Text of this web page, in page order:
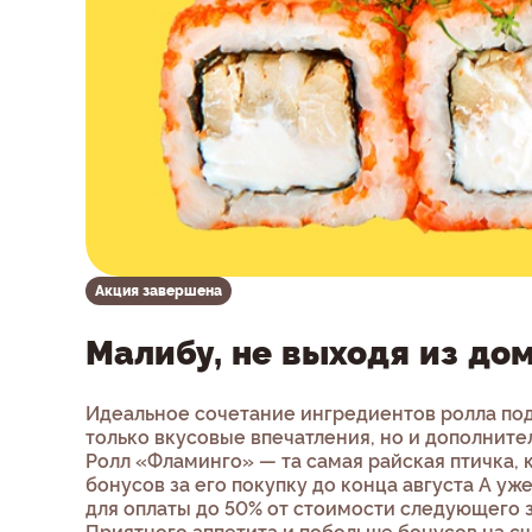
Акция завершена
Малибу, не выходя из
Идеальное сочетание ингредиентов ролла
только вкусовые впечатления, но и
Ролл «Фламинго» — та самая райская птичка,
бонусов за его покупку до конца августа А
для оплаты до 50% от стоимости следующего